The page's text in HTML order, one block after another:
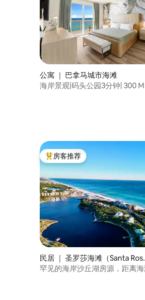
公寓 ｜ 巴拿马城市海滩
海岸景观|码头公园3分钟| 300
热门「房客推荐」
房客推荐
民居 ｜ 圣罗莎海滩（Santa
Beach）
罕见的海岸沙丘湖房源，距离